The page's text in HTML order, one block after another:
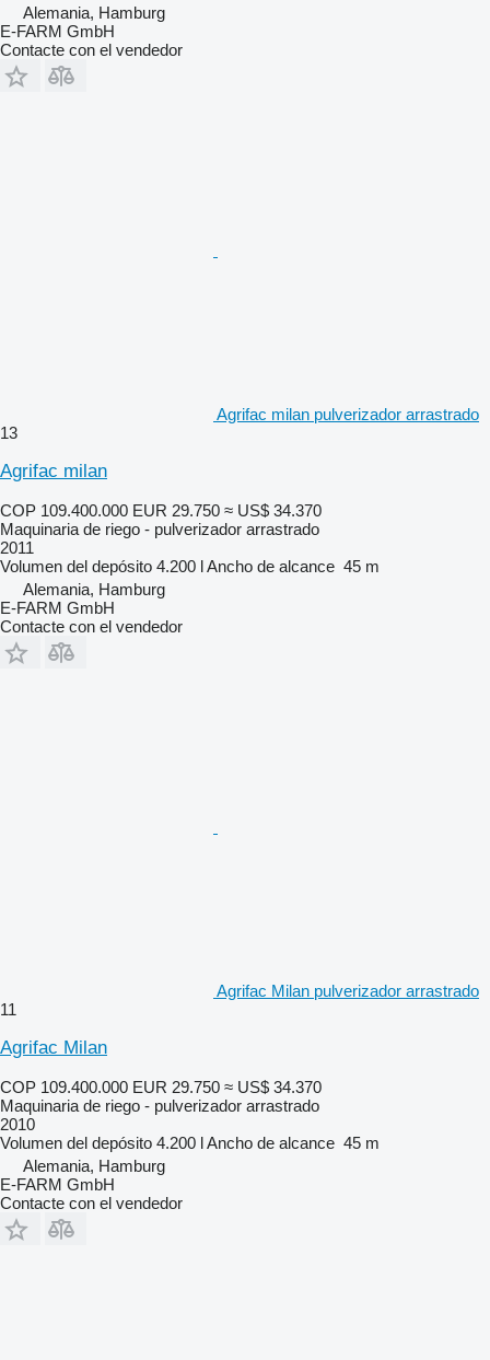
Alemania, Hamburg
E-FARM GmbH
Contacte con el vendedor
Agrifac milan pulverizador arrastrado
13
Agrifac milan
COP 109.400.000 EUR 29.750 ≈ US$ 34.370
Maquinaria de riego - pulverizador arrastrado
2011
Volumen del depósito 4.200 lAncho de alcance 45 m
Alemania, Hamburg
E-FARM GmbH
Contacte con el vendedor
Agrifac Milan pulverizador arrastrado
11
Agrifac Milan
COP 109.400.000 EUR 29.750 ≈ US$ 34.370
Maquinaria de riego - pulverizador arrastrado
2010
Volumen del depósito 4.200 lAncho de alcance 45 m
Alemania, Hamburg
E-FARM GmbH
Contacte con el vendedor